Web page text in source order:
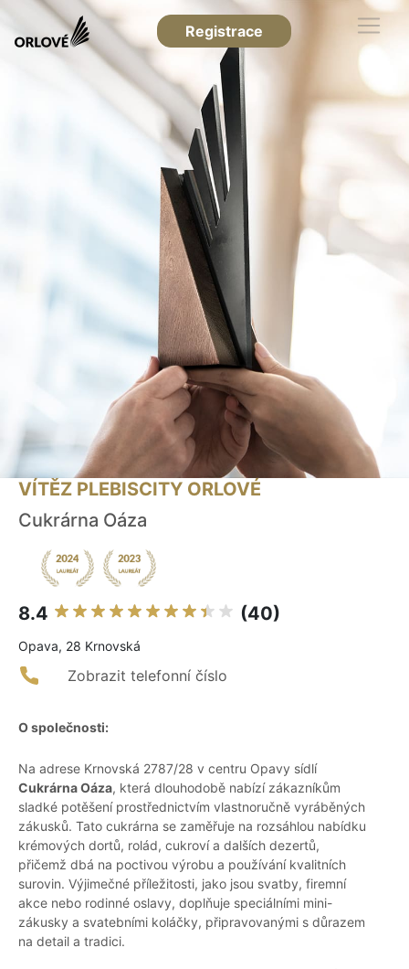
Registrace
VÍTĚZ PLEBISCITY ORLOVÉ
Cukrárna Oáza
8.4 (40)
Opava, 28 Krnovská
Zobrazit telefonní číslo
O společnosti:
Na adrese Krnovská 2787/28 v centru Opavy sídlí
Cukrárna Oáza, která dlouhodobě nabízí zákazníkům
sladké potěšení prostřednictvím vlastnoručně vyráběných
zákusků. Tato cukrárna se zaměřuje na rozsáhlou nabídku
krémových dortů, rolád, cukroví a dalších dezertů,
přičemž dbá na poctivou výrobu a používání kvalitních
surovin. Výjimečné příležitosti, jako jsou svatby, firemní
akce nebo rodinné oslavy, doplňuje speciálními mini-
zákusky a svatebními koláčky, připravovanými s důrazem
na detail a tradici.